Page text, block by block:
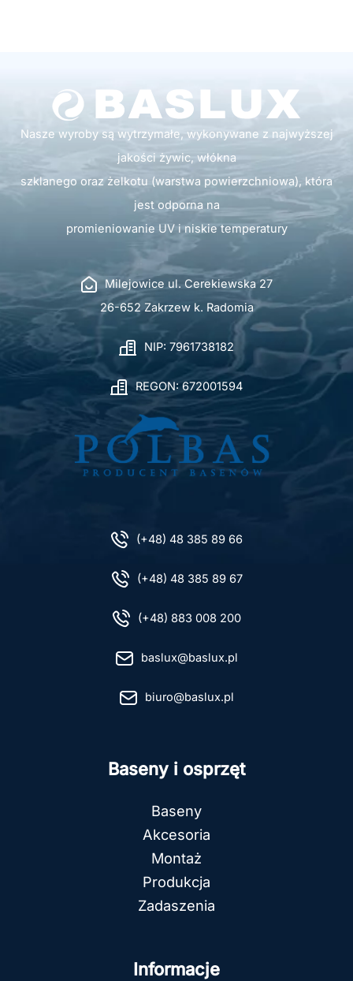
Nasze wyroby są wytrzymałe, wykonywane z najwyższej
jakości żywic, włókna
szklanego oraz żelkotu (warstwa powierzchniowa), która
jest odporna na
promieniowanie UV i niskie temperatury
Milejowice ul. Cerekiewska 27
26-652 Zakrzew k. Radomia
NIP: 7961738182
REGON: 672001594
(+48) 48 385 89 66
(+48) 48 385 89 67
(+48) 883 008 200
baslux@baslux.pl
biuro@baslux.pl
Baseny i osprzęt
Baseny
Akcesoria
Montaż
Produkcja
Zadaszenia
Informacje